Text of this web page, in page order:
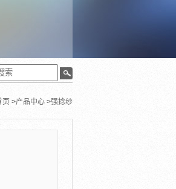
页 >产品中心 >强捻纱